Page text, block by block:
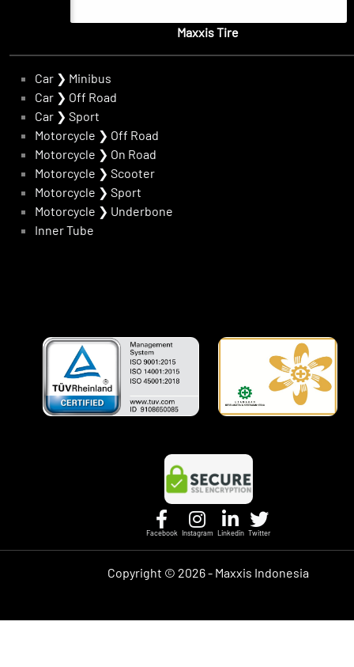
Maxxis Tire
Car ❯ Minibus
Car ❯ Off Road
Car ❯ Sport
Motorcycle ❯ Off Road
Motorcycle ❯ On Road
Motorcycle ❯ Scooter
Motorcycle ❯ Sport
Motorcycle ❯ Underbone
Inner Tube
Facebook Instagram Linkedin Twitter
Copyright © 2026 - Maxxis Indonesia